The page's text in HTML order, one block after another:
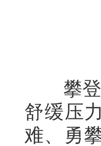
攀登
舒缓压
难、勇